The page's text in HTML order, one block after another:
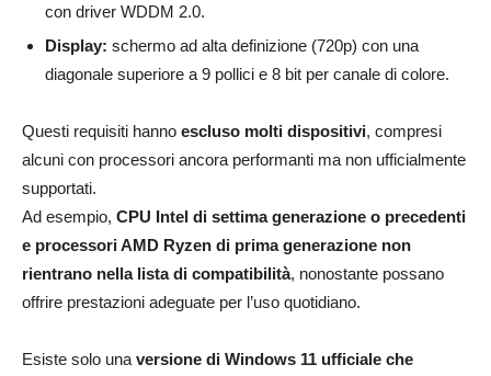
con driver WDDM 2.0.
Display: schermo ad alta definizione (720p) con una
diagonale superiore a 9 pollici e 8 bit per canale di colore.
Questi requisiti hanno escluso molti dispositivi, compresi
alcuni con processori ancora performanti ma non ufficialmente
supportati.
Ad esempio, CPU Intel di settima generazione o precedenti
e processori AMD Ryzen di prima generazione non
rientrano nella lista di compatibilità, nonostante possano
offrire prestazioni adeguate per l’uso quotidiano.
Esiste solo una versione di Windows 11 ufficiale che